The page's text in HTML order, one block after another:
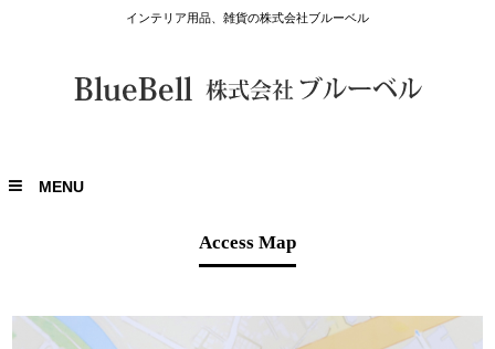
インテリア用品、雑貨の株式会社ブルーベル
MENU
Access Map